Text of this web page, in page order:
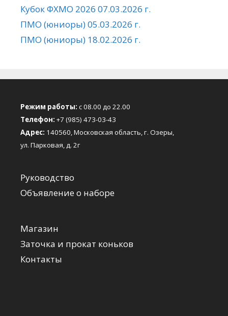
Кубок ФХМО 2026 07.03.2026 г.
ПМО (юниоры) 05.03.2026 г.
ПМО (юниоры) 18.02.2026 г.
Режим работы: с 08.00 до 22.00
Телефон: +7 (985) 473-03-43
Адрес: 140560, Московская область, г. Озеры,
ул. Парковая, д. 2г
Руководство
Объявление о наборе
Магазин
Заточка и прокат коньков
Контакты